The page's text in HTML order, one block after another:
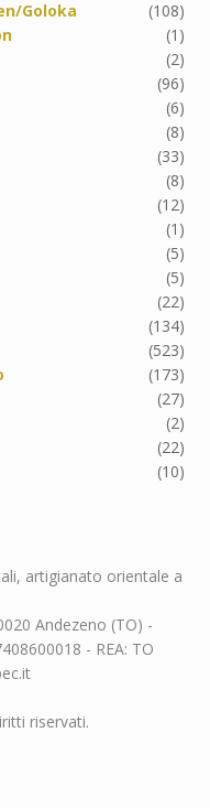
Goloka
(108)
(1)
(2)
(96)
(6)
(8)
(33)
(8)
(12)
(1)
(5)
(5)
(22)
(134)
(523)
(173)
(27)
(2)
(22)
(10)
artigianato orientale a
Andezeno (TO) -
- REA: TO
riservati.